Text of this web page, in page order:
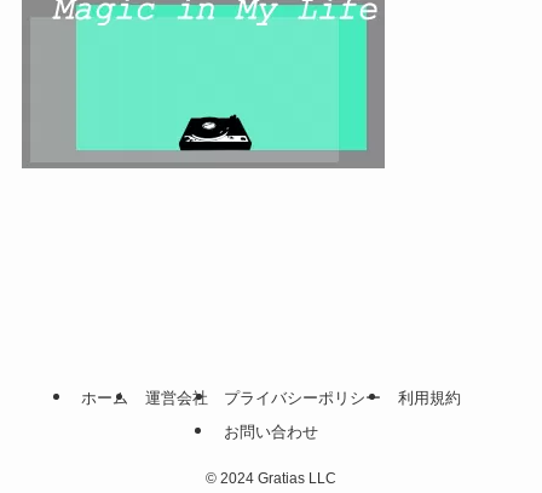
ホーム 運営会社 プライバシーポリシー
利用規約
お問い合わせ
© 2024 Gratias LLC